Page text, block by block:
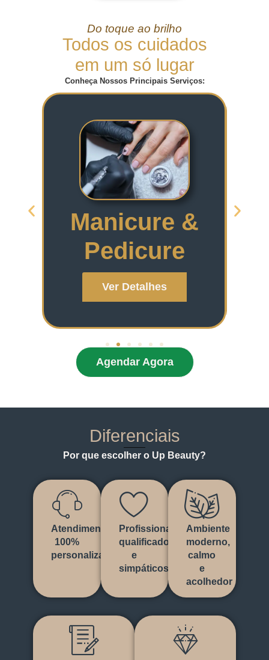
Do toque ao brilho
Todos os cuidados
em um só lugar
Conheça Nossos Principais Serviços:
Manicure &
Pedicure
Ver Detalhes
Agendar Agora
Diferenciais
Por que escolher o Up Beauty?
Atendimento
100%
personalizado
Profissionais
qualificados
e
simpáticos
Ambiente
moderno,
calmo
e
acolhedor